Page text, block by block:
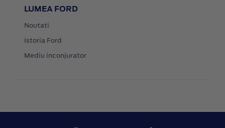
LUMEA FORD
Noutati
Istoria Ford
Mediu inconjurator